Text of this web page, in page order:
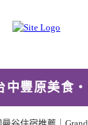
中豐原美食